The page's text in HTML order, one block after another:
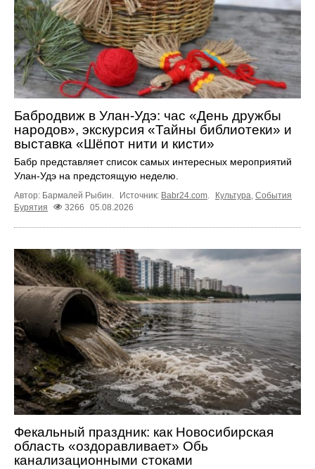
Бабродвиж в Улан-Удэ: час «День дружбы
народов», экскурсия «Тайны библиотеки» и
выставка «Шёпот нити и кисти»
Бабр представляет список самых интересных мероприятий
Улан-Удэ на предстоящую неделю.
Автор: Бармалей Рыбин. Источник: Babr24.com Культура События
Бурятия
3266 05.08.2026
Фекальный праздник: как Новосибирская
область «оздоравливает» Обь
канализационными стоками